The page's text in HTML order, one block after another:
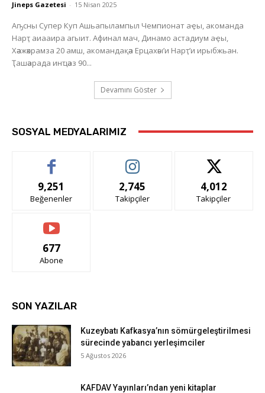
Jineps Gazetesi - 15 Nisan 2025
Аҧсны Супер Куп Ашьапылампыл Чемпионат аҿы, акоманда
Нарҭ аиааира агыит. Афинал мач, Динамо астадиум аҿы,
Хәажәкрамза 20 амш, акомандақәа Ерцахәы’и Нарҭ’и ирыбжьан.
Ҭашәарада инҵәаз 90...
Devamını Göster
SOSYAL MEDYALARIMIZ
9,251
Beğenenler
2,745
Takipçiler
4,012
Takipçiler
677
Abone
SON YAZILAR
Kuzeybatı Kafkasya’nın sömürgeleştirilmesi
sürecinde yabancı yerleşimciler
5 Ağustos 2026
KAFDAV Yayınları’ndan yeni kitaplar